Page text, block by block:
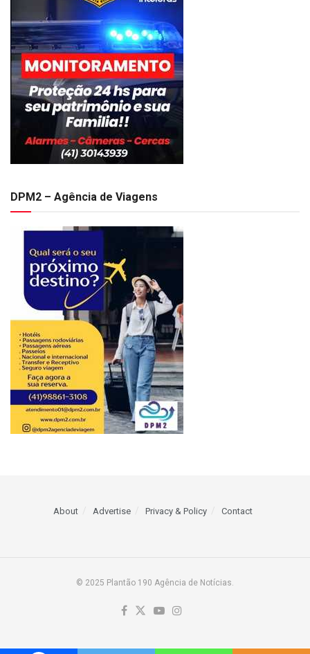
DPM2 – Agência de Viagens
About Advertise Privacy & Policy Contact
© 2025 Plantão 190 Agência de Notícias.